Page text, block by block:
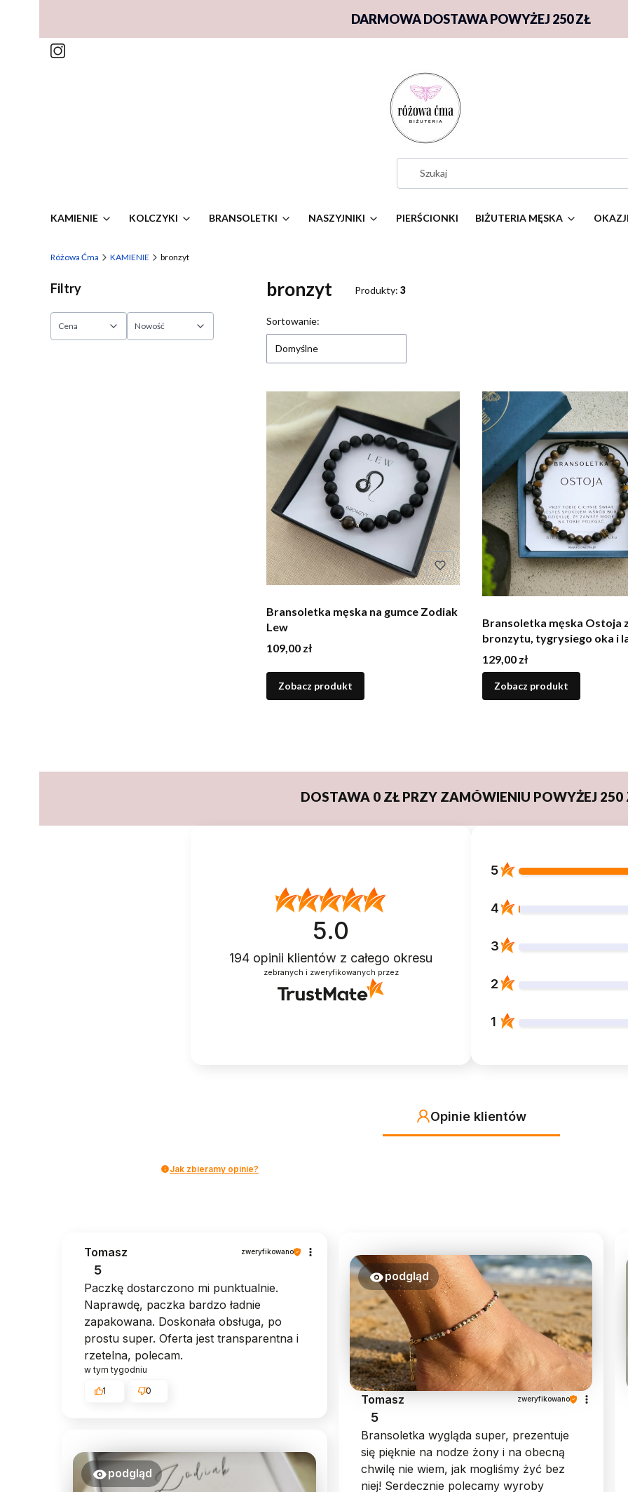
DARMOWA DOSTAWA POWYŻEJ 250 ZŁ
KAMIENIE KOLCZYKI BRANSOLETKI NASZYJNIKI PIERŚCIONKI BIŻUTERIA MĘSKA
Różowa Ćma KAMIENIE bronzyt
Filtry
Cena Nowość
bronzyt Produkty: 3
Lista produktów
Sortowanie:
Domyślne
Bransoletka męska na gumce Zodiak
Lew
Cena
109,00 zł
Zobacz produkt
Bransoletka męska Ostoja z
bronzytu, tygrysiego oka i
Cena
129,00 zł
Zobacz produkt
DOSTAWA 0 ZŁ PRZY ZAMÓWIENIU POWYŻEJ 250
5.0
194 opinii klientów z całego okresu
zebranych i zweryfikowanych przez
5
4
3
2
1
Opinie klientów
Jak zbieramy opinie?
Tomasz zweryfikowano
5
Paczkę dostarczono mi punktualnie.
Naprawdę, paczka bardzo ładnie
zapakowana. Doskonała obsługa, po
prostu super. Oferta jest transparentna i
rzetelna, polecam.
w tym tygodniu
1 0
podgląd
Tomasz zweryfikowano
5
Bransoletka wygląda super, prezentuje
się pięknie na nodze żony i na obecną
chwilę nie wiem, jak mogliśmy żyć bez
niej! Serdecznie polecamy wyroby
podgląd